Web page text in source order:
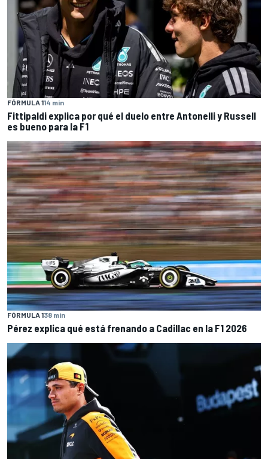
FÓRMULA 114 min
Fittipaldi explica por qué el duelo entre Antonelli y Russell
es bueno para la F1
FÓRMULA 138 min
Pérez explica qué está frenando a Cadillac en la F1 2026